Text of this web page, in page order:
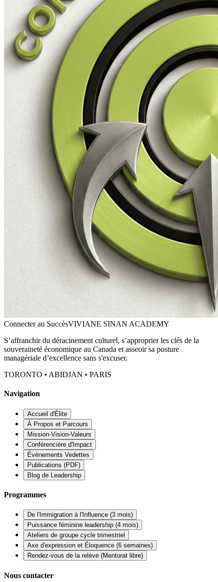
Connecter au SuccèsVIVIANE SINAN ACADEMY
S’affranchir du déracinement culturel, s’approprier les clés de la
souveraineté économique au Canada et asseoir sa posture
managériale d’excellence sans s'excuser.
TORONTO • ABIDJAN • PARIS
Navigation
Accueil d'Élite
À Propos et Parcours
Mission-Vision-Valeurs
Conférencière d'Impact
Événements Vedettes
Publications (PDF)
Blog de Leadership
Programmes
De l'Immigration à l'Influence (3 mois)
Puissance féminine leadership (4 mois)
Ateliers de groupe cycle trimestriel
Axe d'expression et Éloquence (6 semaines)
Rendez-vous de la relève (Mentorat libre)
Nous contacter